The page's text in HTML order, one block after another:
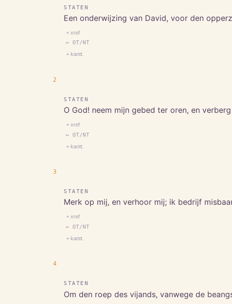
STATEN
Een onderwijzing van David, voor den
+ xref
↔ OT/NT
+ kantt.
2
STATEN
O God! neem mijn gebed ter oren, en
+ xref
↔ OT/NT
+ kantt.
3
STATEN
Merk op mij, en verhoor mij; ik bedrijf
+ xref
↔ OT/NT
+ kantt.
4
STATEN
Om den roep des vijands, vanwege de